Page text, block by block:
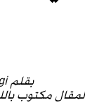
بقلم Norah Nagi
مكتوب